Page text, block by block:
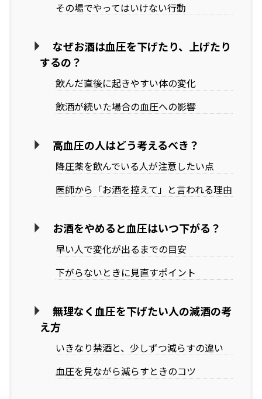
その場でやってはいけない行動
なぜお酒は血圧を下げたり、上げたり
するの？
飲んだ直後に起きやすい体の変化
飲酒が続いた場合の血圧への影響
高血圧の人はどう考えるべき？
降圧薬を飲んでいる人が注意したい点
医師から「お酒を控えて」と言われる理由
お酒をやめると血圧はいつ下がる？
早い人で変化が出るまでの目安
下がらないときに見直すポイント
無理なく血圧を下げたい人の減酒の考
え方
いきなり禁酒と、少しずつ減らすの違い
血圧を見ながら減らすときのコツ